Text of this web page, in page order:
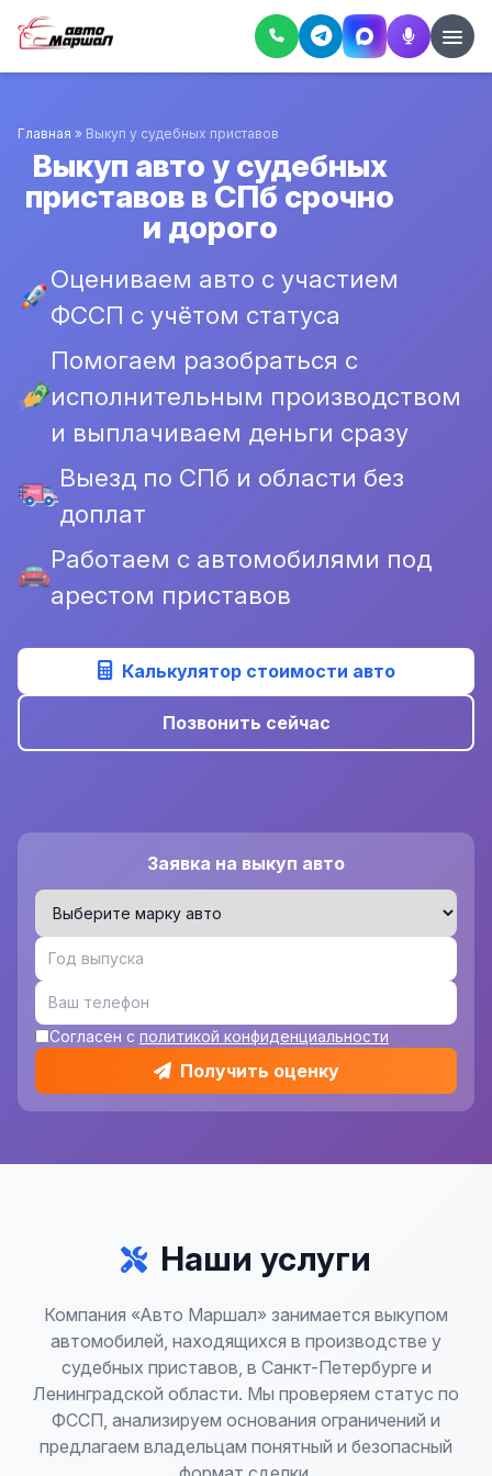
Главная » Выкуп у судебных приставов
Выкуп авто у судебных
приставов в СПб срочно
и дорого
Оцениваем авто с участием
ФССП с учётом статуса
Помогаем разобраться с
исполнительным производством
и выплачиваем деньги сразу
Выезд по СПб и области без
доплат
Работаем с автомобилями под
арестом приставов
Калькулятор стоимости авто
Позвонить сейчас
Заявка на выкуп авто
Согласен с политикой конфиденциальности
Получить оценку
Наши услуги
Компания «Авто Маршал» занимается выкупом
автомобилей, находящихся в производстве у
судебных приставов, в Санкт-Петербурге и
Ленинградской области. Мы проверяем статус по
ФССП, анализируем основания ограничений и
предлагаем владельцам понятный и безопасный